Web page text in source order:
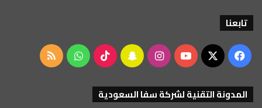
تابعنا
فيسبوك
‫X
‫YouTubeانستقرامسناب ‫TikTok واتسابملخص
المدونة التقنية لشركة سفا السعودية